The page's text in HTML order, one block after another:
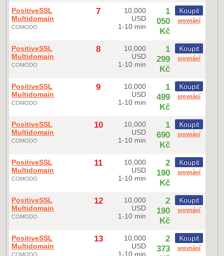
PositiveSSL
Multidomain
COMODO
7
10,000
USD
1-10 min
1
050
Kč
Koupit
srovnání
PositiveSSL
Multidomain
COMODO
8
10,000
USD
1-10 min
1
299
Kč
Koupit
srovnání
PositiveSSL
Multidomain
COMODO
9
10,000
USD
1-10 min
1
499
Kč
Koupit
srovnání
PositiveSSL
Multidomain
COMODO
10
10,000
USD
1-10 min
1
690
Kč
Koupit
srovnání
PositiveSSL
Multidomain
COMODO
11
10,000
USD
1-10 min
2
190
Kč
Koupit
srovnání
PositiveSSL
Multidomain
COMODO
12
10,000
USD
1-10 min
2
190
Kč
Koupit
srovnání
PositiveSSL
Multidomain
COMODO
13
10,000
USD
1-10 min
2
373
Koupit
srovnání